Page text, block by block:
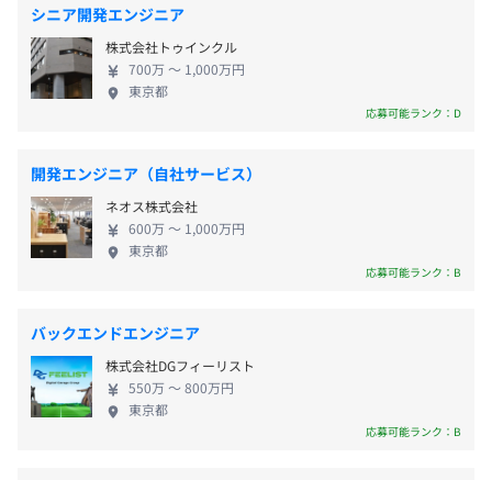
・オンラインでの自己学習（自由にさまざまな講座を受け
られるアカウントを付与）
相談のうえ、ご希望のマシンを支給します。
アジャイル、スクラム
・完全週休2日制（土・日）
・祝日
・年末年始休暇、
・特別（慶弔）休暇
・有給休暇
など
・家賃補助（条件あり）
プライム上場や海外出店、またリユースビジネスに
おける新規事業の実現をも果たしています。 ◆◆ト
レファクテクノロジーズのサービス紹介◆◆ ◾️中古市
場向けリアルタイム同期のオンラインオークション
コマースシステム開発 ◾️ブロックチェーン採用の恋愛
シミュレーションアプリ ◾️OCRを利用したポイント発
行やLINEと連携できる様々なお店向けの会員証アプ
リ など ◆◆トレファクテクノロジーズ設立の主な
目的◆◆ ①：アプリWeb開発／Webマーケティング
長の原動力となること ②：トレジャー・ファクトリ
ーグループにイノベーションを実現させること この2
つの目的を達成させるためには、何よりも「人」の
力が重要です。 私たちの会社の目的に共感してくだ
さり、新しい取り組みをともに楽しみながらチャレ
シニア開発エンジニア
株式会社トゥインクル
700万 〜 1,000万円
東京都
応募可能ランク：D
開発エンジニア（自社サービス）
ネオス株式会社
600万 〜 1,000万円
東京都
応募可能ランク：B
バックエンドエンジニア
株式会社DGフィーリスト
550万 〜 800万円
東京都
応募可能ランク：B